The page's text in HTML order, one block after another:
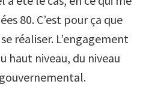
80. C’est pour ça que
réaliser. L’engagement
haut niveau, du niveau